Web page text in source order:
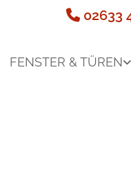
 02633
FENSTER & TÜREN